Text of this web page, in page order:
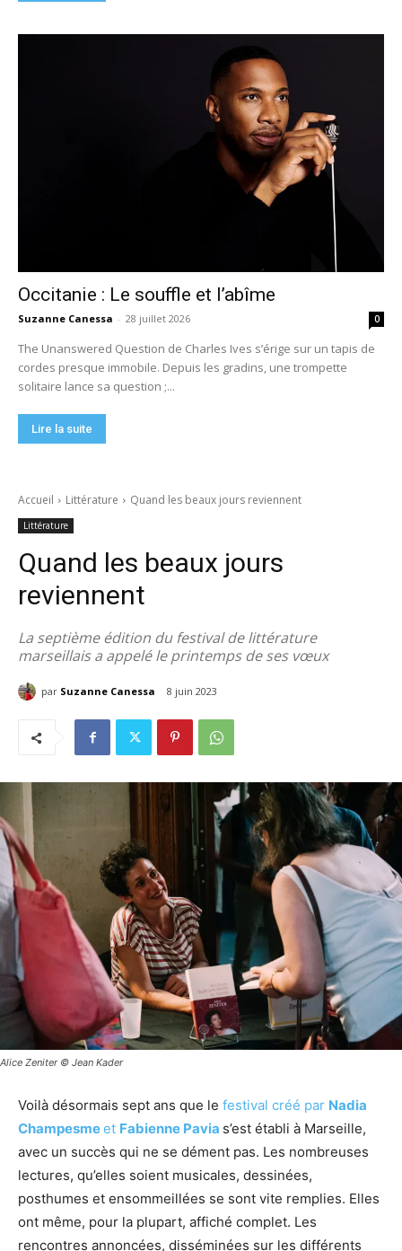
Occitanie : Le souffle et l’abîme
Suzanne Canessa - 28 juillet 2026 0
The Unanswered Question de Charles Ives s’érige sur un tapis de
cordes presque immobile. Depuis les gradins, une trompette
solitaire lance sa question ;...
Lire la suite